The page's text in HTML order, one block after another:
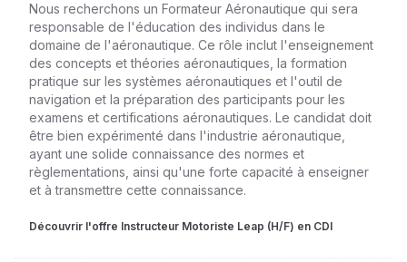
Nous recherchons un Formateur Aéronautique qui sera
responsable de l'éducation des individus dans le
domaine de l'aéronautique. Ce rôle inclut l'enseignement
des concepts et théories aéronautiques, la formation
pratique sur les systèmes aéronautiques et l'outil de
navigation et la préparation des participants pour les
examens et certifications aéronautiques. Le candidat doit
être bien expérimenté dans l'industrie aéronautique,
ayant une solide connaissance des normes et
règlementations, ainsi qu'une forte capacité à enseigner
et à transmettre cette connaissance.
Découvrir l'offre Instructeur Motoriste Leap (H/F) en CDI